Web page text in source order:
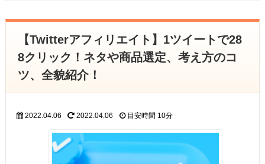
【Twitterアフィリエイト】1ツイートで28
8クリック！ネタや商品選定、考え方のコ
ツ、全貌紹介！
2022.04.06 2022.04.06 目安時間 10分